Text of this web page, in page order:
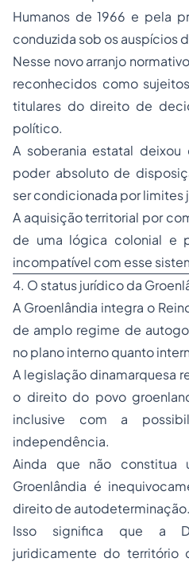
Humanos de 1966 e pela
conduzida sob os auspícios
Nesse novo arranjo
reconhecidos como
titulares do direito de
político.
A soberania estatal
poder absoluto de
ser condicionada por limites
A aquisição territorial por
de uma lógica colonial e
incompatível com esse
4. O status jurídico da
A Groenlândia integra o
de amplo regime de
no plano interno quanto
A legislação dinamarquesa
o direito do povo
inclusive com a
independência.
Ainda que não constitua
Groenlândia é
direito de autodeterminação.
Isso significa que a
juridicamente do